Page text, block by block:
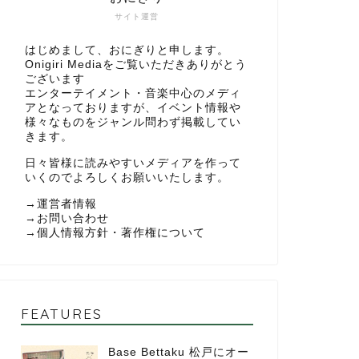
サイト運営
はじめまして、おにぎりと申します。
Onigiri Mediaをご覧いただきありがとう
ございます
エンターテイメント・音楽中心のメディ
アとなっておりますが、イベント情報や
様々なものをジャンル問わず掲載してい
きます。
日々皆様に読みやすいメディアを作って
いくのでよろしくお願いいたします。
→ 運営者情報
→ お問い合わせ
→ 個人情報方針・著作権について
FEATURES
Base Bettaku 松戸にオー